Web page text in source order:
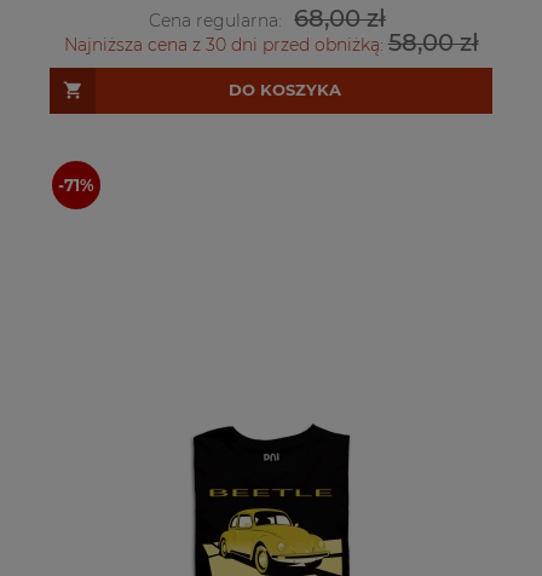
Cena regularna: 68,00 zł
Najniższa cena z 30 dni przed obniżką:58,00 zł
DO KOSZYKA